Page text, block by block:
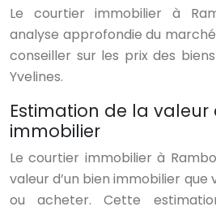
Le courtier immobilier à
analyse approfondie du
conseiller sur les prix des
Yvelines.
Estimation de la valeur
immobilier
Le courtier immobilier à
valeur d’un bien immobilier que
ou acheter. Cette